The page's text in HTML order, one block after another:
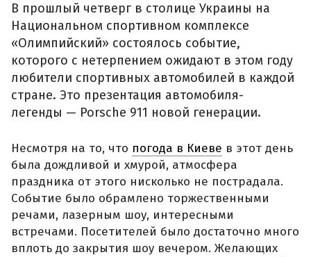
В прошлый четверг в столице Украины на
Национальном спортивном комплексе
«Олимпийский» состоялось событие,
которого с нетерпением ожидают в этом году
любители спортивных автомобилей в каждой
стране. Это презентация автомобиля-
легенды — Porsche 911 новой генерации.
Несмотря на то, что погода в Киеве в этот день
была дождливой и хмурой, атмосфера
праздника от этого нисколько не пострадала.
Событие было обрамлено торжественными
речами, лазерным шоу, интересными
встречами. Посетителей было достаточно много
вплоть до закрытия шоу вечером. Желающих